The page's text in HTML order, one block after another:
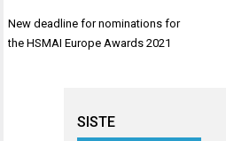
Innleggsnavigasjon
New deadline for nominations for
the HSMAI Europe Awards 2021
SISTE